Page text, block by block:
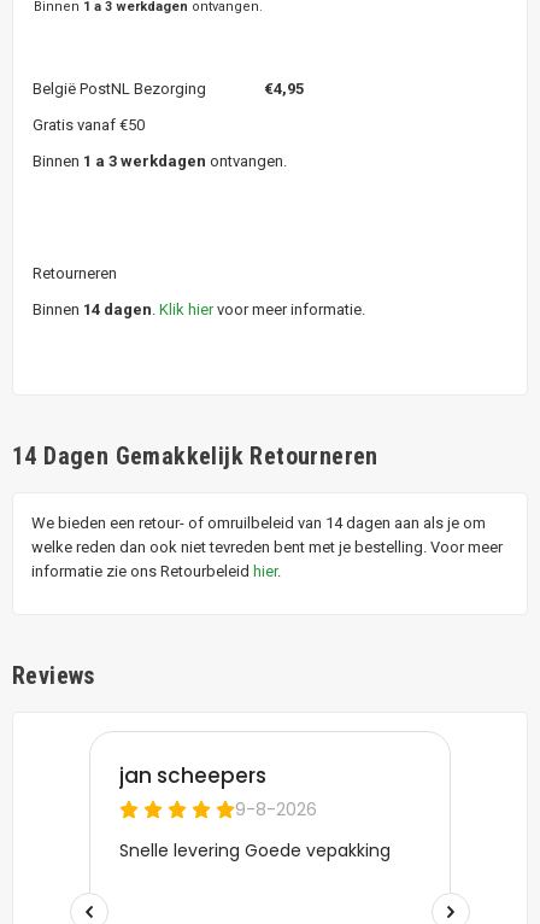
Binnen 1 a 3 werkdagen ontvangen.
België PostNL Bezorging €4,95
Gratis vanaf €50
Binnen 1 a 3 werkdagen ontvangen.
Retourneren
Binnen 14 dagen. Klik hiervoor meer informatie.
14 Dagen Gemakkelijk Retourneren
We bieden een retour- of omruilbeleid van 14 dagen aan als je om
welke reden dan ook niet tevreden bent met je bestelling. Voor meer
informatie zie ons Retourbeleid hier.
Reviews